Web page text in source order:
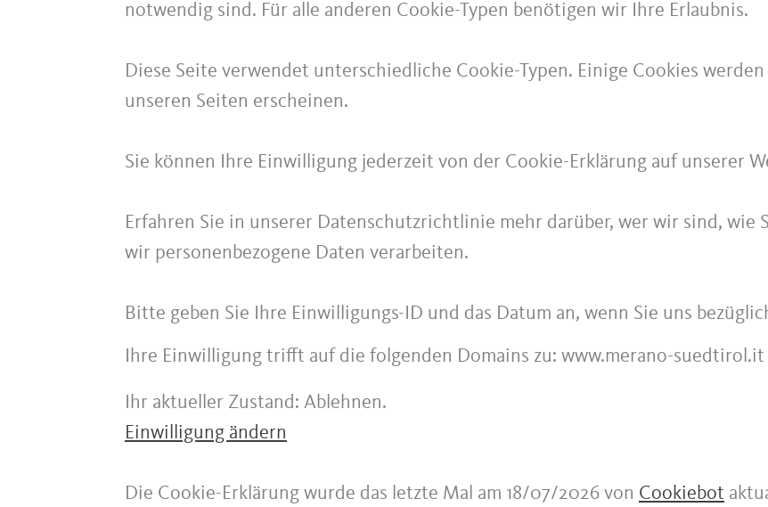
notwendig sind. Für alle anderen Cookie-Typen benötigen wir Ihre Erlaubnis.
Diese Seite verwendet unterschiedliche Cookie-Typen. Einige Cookies
unseren Seiten erscheinen.
Sie können Ihre Einwilligung jederzeit von der Cookie-Erklärung auf unserer
Erfahren Sie in unserer Datenschutzrichtlinie mehr darüber, wer wir sind, wie
wir personenbezogene Daten verarbeiten.
Bitte geben Sie Ihre Einwilligungs-ID und das Datum an, wenn Sie uns
Ihre Einwilligung trifft auf die folgenden Domains zu: www.merano-suedtirol.it
Ihr aktueller Zustand: Ablehnen.
Einwilligung ändern
Die Cookie-Erklärung wurde das letzte Mal am 18/07/2026 von Cookiebot